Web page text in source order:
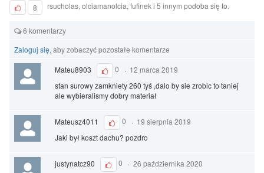
8 rsucholas, olciamanolcia, fufinek i 5 innym podoba się to.
6 komentarzy
Zaloguj się, aby zobaczyć pozostałe komentarze
Mateu8903
0 · 12 marca 2019
stan surowy zamkniety 260 tyś ,dalo by sie zrobic to taniej
ale wybieralismy dobry materiał
Mateusz4011 0 · 19 sierpnia 2019
Jaki był koszt dachu? pozdro
justynatcz90 0 ·26 października 2020